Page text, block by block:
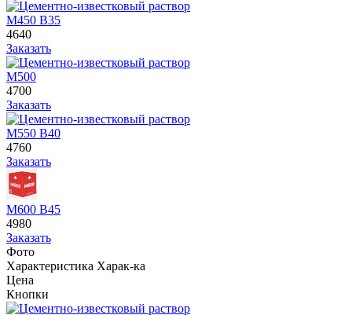
М450 В35
4640
Заказать
М500
4700
Заказать
М550 В40
4760
Заказать
М600 В45
4980
Заказать
Фото
Характеристика Харак-ка
Цена
Кнопки